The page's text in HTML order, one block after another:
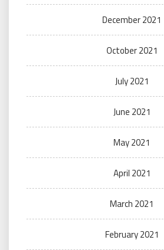
December 2021
October 2021
July 2021
June 2021
May 2021
April 2021
March 2021
February 2021